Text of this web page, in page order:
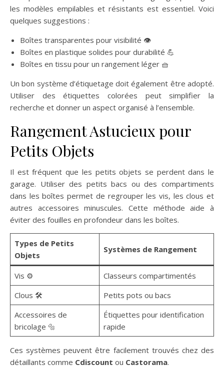
les modèles empilables et résistants est essentiel. Voici
quelques suggestions :
Boîtes transparentes pour visibilité 👁️
Boîtes en plastique solides pour durabilité 💪
Boîtes en tissu pour un rangement léger 🧺
Un bon système d’étiquetage doit également être adopté.
Utiliser des étiquettes colorées peut simplifier la
recherche et donner un aspect organisé à l’ensemble.
Rangement Astucieux pour
Petits Objets
Il est fréquent que les petits objets se perdent dans le
garage. Utiliser des petits bacs ou des compartiments
dans les boîtes permet de regrouper les vis, les clous et
autres accessoires minuscules. Cette méthode aide à
éviter des fouilles en profondeur dans les boîtes.
Types de Petits
Objets
Systèmes de Rangement
Vis ⚙️
Classeurs compartimentés
Clous 🛠️
Petits pots ou bacs
Accessoires de
bricolage 🔩
Étiquettes pour identification
rapide
Ces systèmes peuvent être facilement trouvés chez des
détaillants comme Cdiscount ou Castorama.